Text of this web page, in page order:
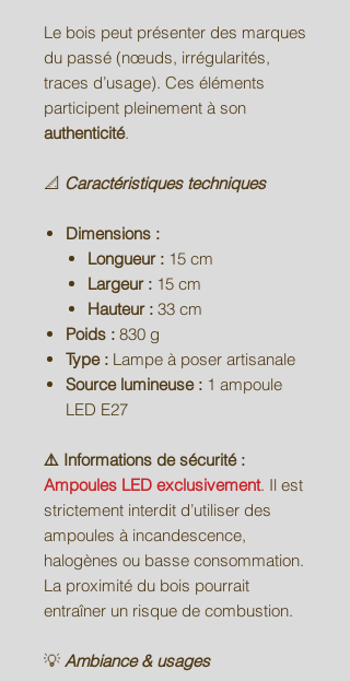
Le bois peut présenter des marques
du passé (nœuds, irrégularités,
traces d’usage). Ces éléments
participent pleinement à son
authenticité.
📐 Caractéristiques techniques
Dimensions :
Longueur : 15 cm
Largeur : 15 cm
Hauteur : 33 cm
Poids : 830 g
Type : Lampe à poser artisanale
Source lumineuse : 1 ampoule
LED E27
⚠️ Informations de sécurité :
Ampoules LED exclusivement. Il est
strictement interdit d’utiliser des
ampoules à incandescence,
halogènes ou basse consommation.
La proximité du bois pourrait
entraîner un risque de combustion.
💡 Ambiance & usages